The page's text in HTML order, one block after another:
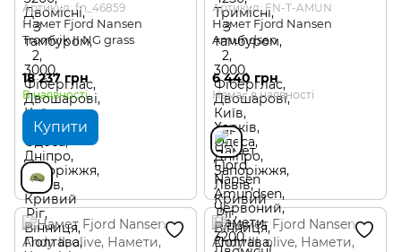
Артикул: fn_46859
Намет Fjord Nansen
Tromvik II NG grass
18 237 грн
В наявності
Купити
Артикул: FN-T-AMUN
Намет Fjord Nansen
Amundsen
6 440 грн
Немає в наявності